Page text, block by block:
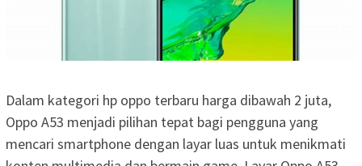
Dalam kategori hp oppo terbaru harga dibawah 2 juta,
Oppo A53 menjadi pilihan tepat bagi pengguna yang
mencari smartphone dengan layar luas untuk menikmati